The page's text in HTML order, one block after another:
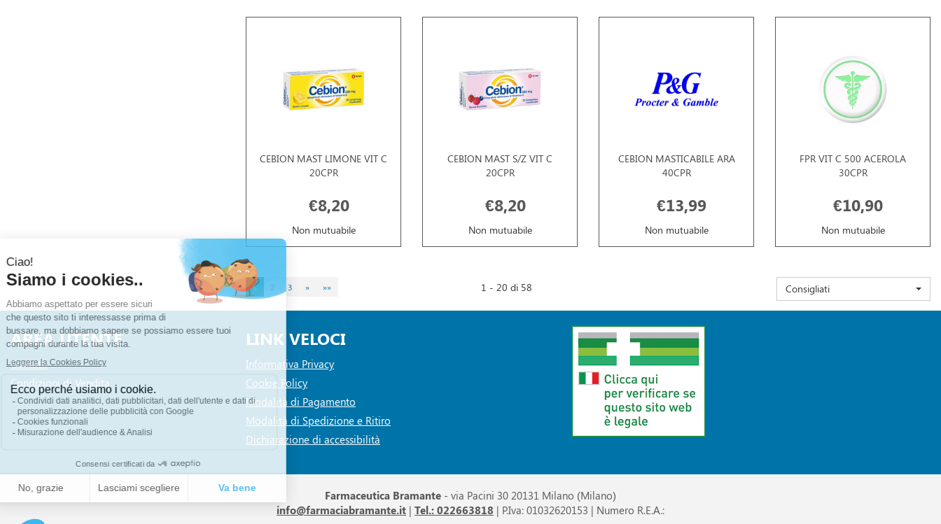
CEBION MAST LIMONE VIT C
20CPR
€8,20
Non mutuabile
CEBION MAST S/Z VIT C
20CPR
€8,20
Non mutuabile
CEBION MASTICABILE ARA
40CPR
€13,99
Non mutuabile
FPR VIT C 500 ACEROLA
30CPR
€10,90
Non mutuabile
1 2 3 » »» 1 - 20 di 58 Consigliati
AREA UTENTE
Contatti
Condizioni di Vendita
LINK VELOCI
Informativa Privacy
Cookie Policy
Modalità di Pagamento
Modalità di Spedizione e Ritiro
Dichiarazione di accessibilità
Farmaceutica Bramante - via Pacini 30 20131 Milano (Milano)
info@farmaciabramante.it | Tel.: 022663818 | P.Iva: 01032620153 | Numero R.E.A.: